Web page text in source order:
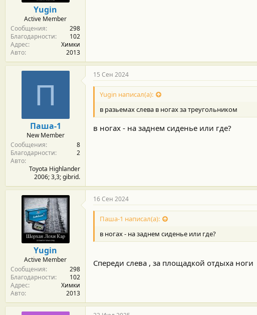
Yugin
Active Member
Сообщения
298
Благодарности
102
Адрес
Химки
Авто
2013
П
Паша-1
New Member
Сообщения
8
Благодарности
2
Авто
Toyota Highlander
2006; 3,3; gibrid.
15 Сен 2024
Yugin написал(а):
в разьемах слева в ногах за треугольником
в ногах - на заднем сиденье или где?
Yugin
Active Member
Сообщения
298
Благодарности
102
Адрес
Химки
Авто
2013
16 Сен 2024
Паша-1 написал(а):
в ногах - на заднем сиденье или где?
Спереди слева , за площадкой отдыха ноги